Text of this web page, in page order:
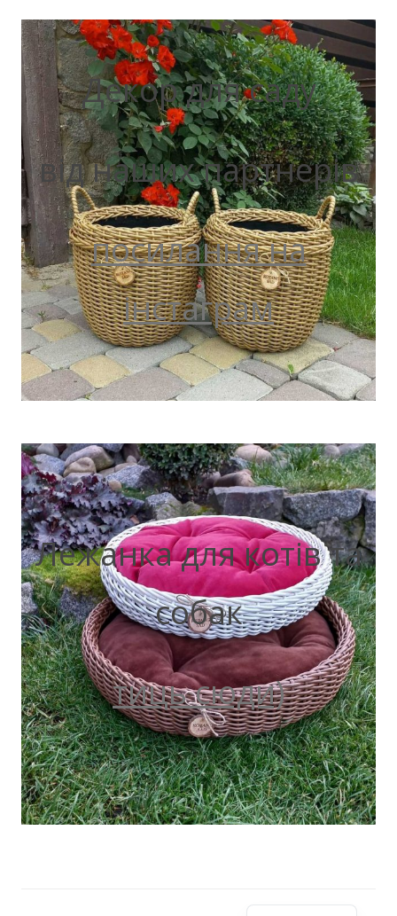
Декор для саду
від наших партнерів
посилання на
інстаграм
Лежанка для котів та
собак
тиць сюди)